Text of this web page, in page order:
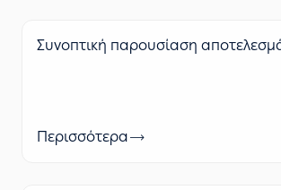
Συνοπτική παρουσίαση
Περισσότερα